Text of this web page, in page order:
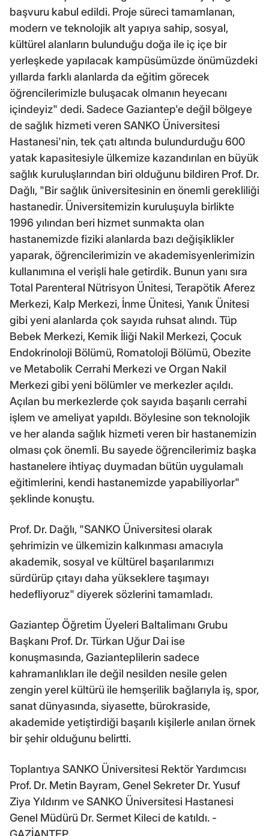
başvuru kabul edildi. Proje süreci tamamlanan,
modern ve teknolojik alt yapıya sahip, sosyal,
kültürel alanların bulunduğu doğa ile iç içe bir
yerleşkede yapılacak kampüsümüzde önümüzdeki
yıllarda farklı alanlarda da eğitim görecek
öğrencilerimizle buluşacak olmanın heyecanı
içindeyiz" dedi. Sadece Gaziantep'e değil bölgeye
de sağlık hizmeti veren SANKO Üniversitesi
Hastanesi'nin, tek çatı altında bulundurduğu 600
yatak kapasitesiyle ülkemize kazandırılan en büyük
sağlık kuruluşlarından biri olduğunu bildiren Prof. Dr.
Dağlı, "Bir sağlık üniversitesinin en önemli gerekliliği
hastanedir. Üniversitemizin kuruluşuyla birlikte
1996 yılından beri hizmet sunmakta olan
hastanemizde fiziki alanlarda bazı değişiklikler
yaparak, öğrencilerimizin ve akademisyenlerimizin
kullanımına el verişli hale getirdik. Bunun yanı sıra
Total Parenteral Nütrisyon Ünitesi, Terapötik Aferez
Merkezi, Kalp Merkezi, İnme Ünitesi, Yanık Ünitesi
gibi yeni alanlarda çok sayıda ruhsat alındı. Tüp
Bebek Merkezi, Kemik İliği Nakil Merkezi, Çocuk
Endokrinoloji Bölümü, Romatoloji Bölümü, Obezite
ve Metabolik Cerrahi Merkezi ve Organ Nakil
Merkezi gibi yeni bölümler ve merkezler açıldı.
Açılan bu merkezlerde çok sayıda başarılı cerrahi
işlem ve ameliyat yapıldı. Böylesine son teknolojik
ve her alanda sağlık hizmeti veren bir hastanemizin
olması çok önemli. Bu sayede öğrencilerimiz başka
hastanelere ihtiyaç duymadan bütün uygulamalı
eğitimlerini, kendi hastanemizde yapabiliyorlar"
şeklinde konuştu.
Prof. Dr. Dağlı, "SANKO Üniversitesi olarak
şehrimizin ve ülkemizin kalkınması amacıyla
akademik, sosyal ve kültürel başarılarımızı
sürdürüp çıtayı daha yükseklere taşımayı
hedefliyoruz" diyerek sözlerini tamamladı.
Gaziantep Öğretim Üyeleri Baltalimanı Grubu
Başkanı Prof. Dr. Türkan Uğur Dai ise
konuşmasında, Gazianteplilerin sadece
kahramanlıkları ile değil nesilden nesile gelen
zengin yerel kültürü ile hemşerilik bağlarıyla iş, spor,
sanat dünyasında, siyasette, bürokraside,
akademide yetiştirdiği başarılı kişilerle anılan örnek
bir şehir olduğunu belirtti.
Toplantıya SANKO Üniversitesi Rektör Yardımcısı
Prof. Dr. Metin Bayram, Genel Sekreter Dr. Yusuf
Ziya Yıldırım ve SANKO Üniversitesi Hastanesi
Genel Müdürü Dr. Sermet Kileci de katıldı. -